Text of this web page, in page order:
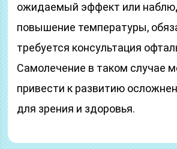
ожидаемый эффект или
повышение температуры,
требуется консультация
Самолечение в таком случае
привести к развитию
для зрения и здоровья.